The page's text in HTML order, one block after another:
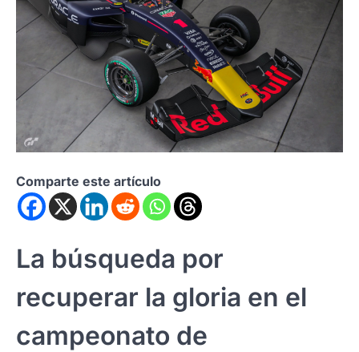
Comparte este artículo
La búsqueda por
recuperar la gloria en el
campeonato de